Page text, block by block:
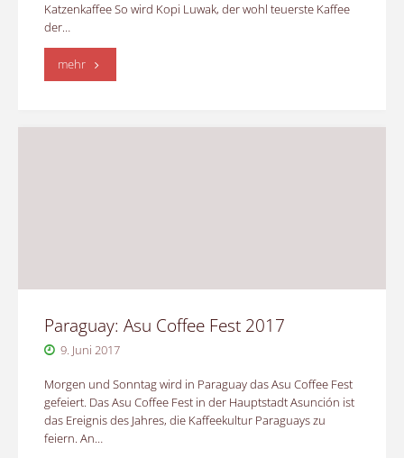
Katzenkaffee So wird Kopi Luwak, der wohl teuerste Kaffee
der…
mehr"Katzenkaffee
Katzen
Paraguay: Asu Coffee Fest 2017
9. Juni 2017
Morgen und Sonntag wird in Paraguay das Asu Coffee Fest
gefeiert. Das Asu Coffee Fest in der Hauptstadt Asunción ist
das Ereignis des Jahres, die Kaffeekultur Paraguays zu
feiern. An…